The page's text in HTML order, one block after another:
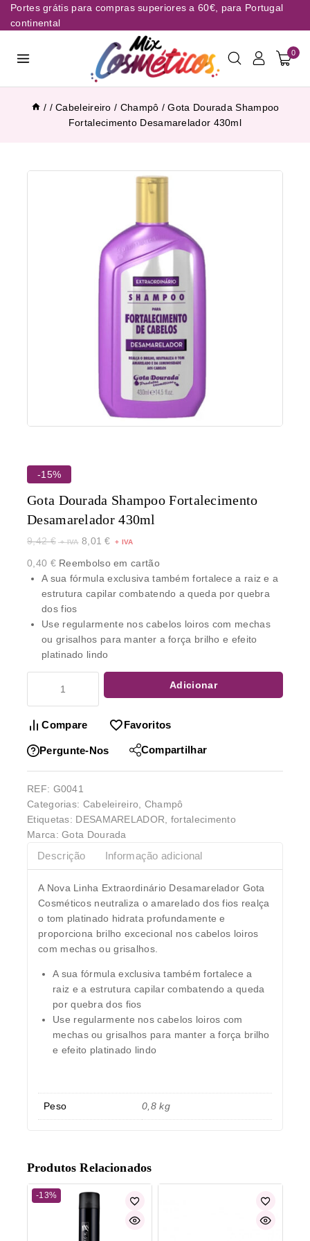
Portes grátis para compras superiores a 60€, para Portugal
continental
0
/ / Cabeleireiro / Champô / Gota Dourada Shampoo
Fortalecimento Desamarelador 430ml
-15%
Gota Dourada Shampoo Fortalecimento
Desamarelador 430ml
9,42€ 8,01€
0,40 €Reembolso em cartão
A sua fórmula exclusiva também fortalece a raiz e a
estrutura capilar combatendo a queda por quebra
dos fios
Use regularmente nos cabelos loiros com mechas
ou grisalhos para manter a força brilho e efeito
platinado lindo
Adicionar
Compare Favoritos
Pergunte-Nos Compartilhar
REF: G0041
Categorias: Cabeleireiro
Champô
Etiquetas: DESAMARELADOR
fortalecimento
Marca:Gota Dourada
Descrição Informação adicional
A Nova Linha Extraordinário Desamarelador Gota
Cosméticos neutraliza o amarelado dos fios realça
o tom platinado hidrata profundamente e
proporciona brilho excecional nos cabelos loiros
com mechas ou grisalhos.
A sua fórmula exclusiva também fortalece a
raiz e a estrutura capilar combatendo a queda
por quebra dos fios
Use regularmente nos cabelos loiros com
mechas ou grisalhos para manter a força brilho
e efeito platinado lindo
Peso 0,8 kg
Produtos Relacionados
-13%